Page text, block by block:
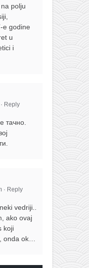
polju
e godine
u
i
· Reply
тачно.
· Reply
vedriji..
ako ovaj
koji
onda ok…